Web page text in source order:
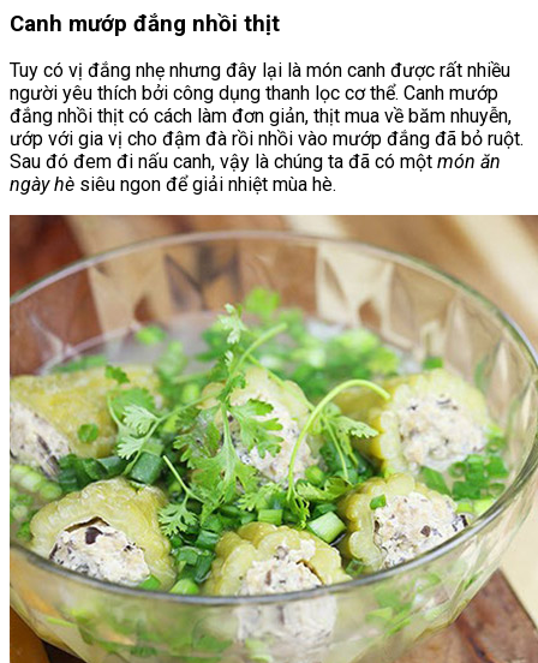
Canh mướp đắng nhồi thịt
Tuy có vị đắng nhẹ nhưng đây lại là món canh được rất nhiều
người yêu thích bởi công dụng thanh lọc cơ thể. Canh mướp
đắng nhồi thịt có cách làm đơn giản, thịt mua về băm nhuyễn,
ướp với gia vị cho đậm đà rồi nhồi vào mướp đắng đã bỏ ruột.
Sau đó đem đi nấu canh, vậy là chúng ta đã có một món ăn
ngày hè siêu ngon để giải nhiệt mùa hè.